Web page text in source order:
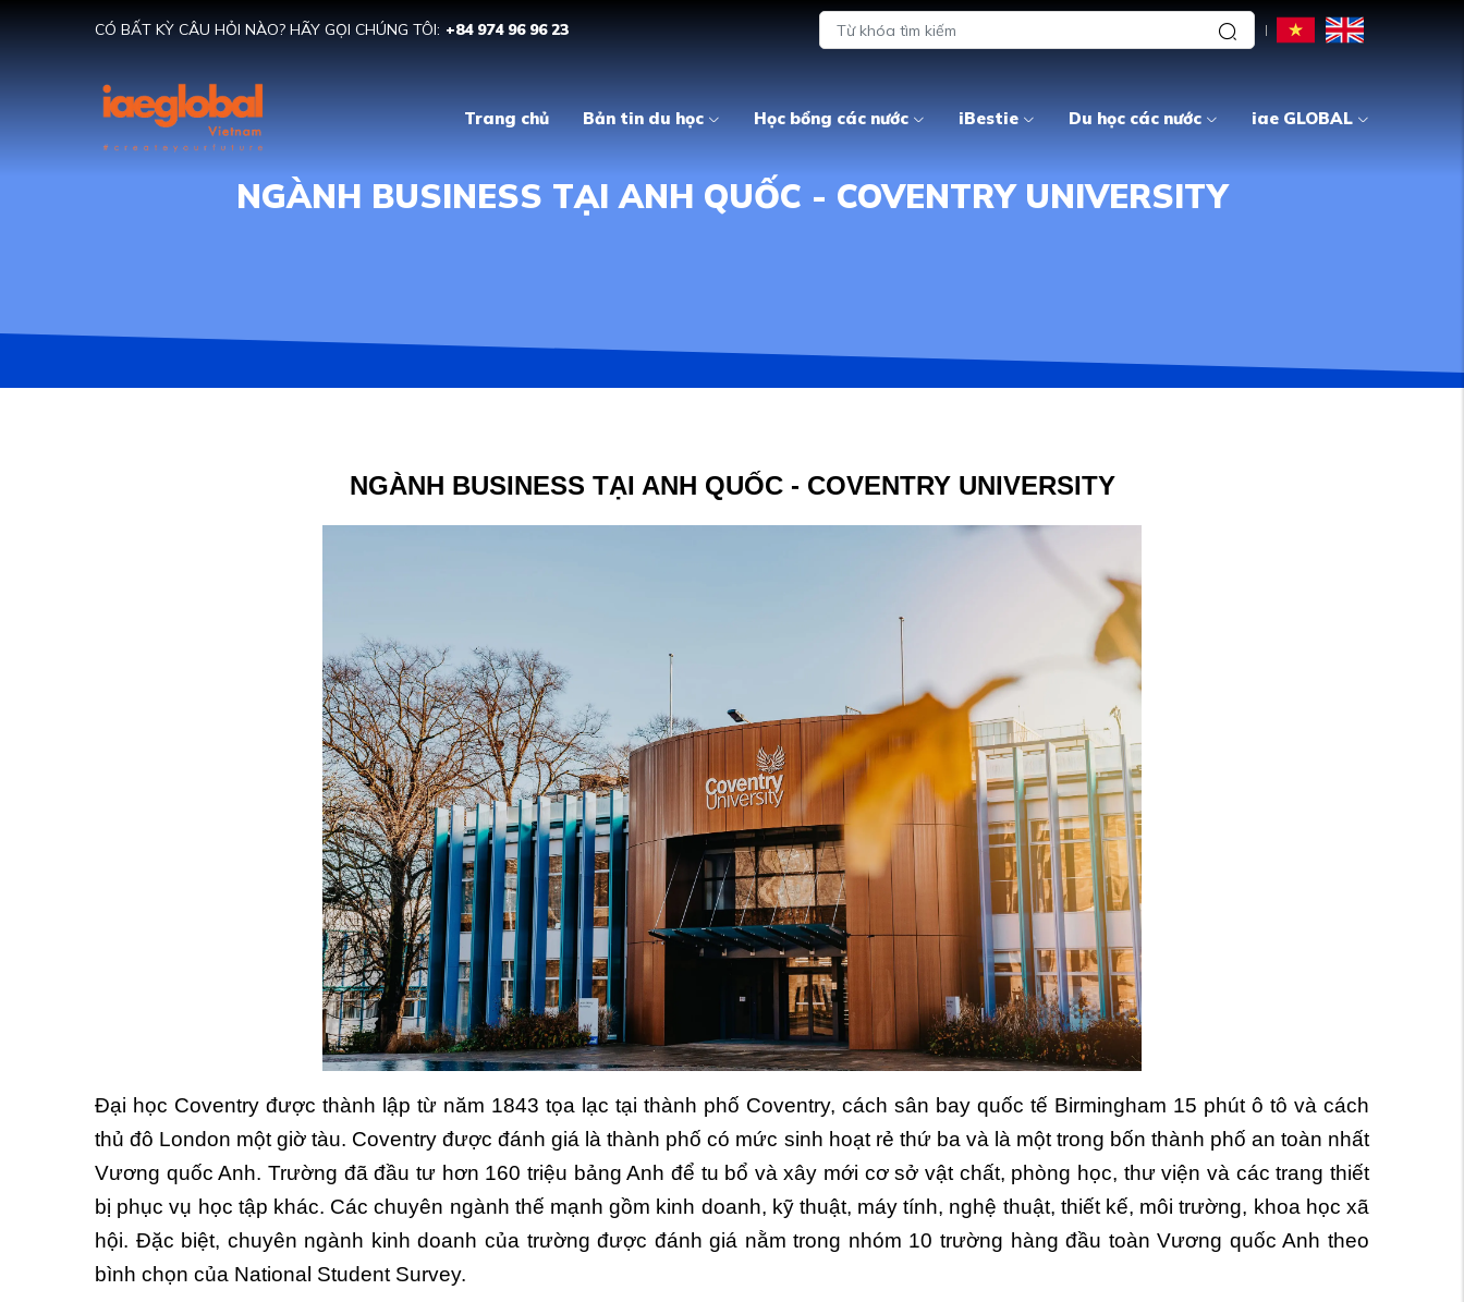
CÓ BẤT KỲ CÂU HỎI NÀO? HÃY GỌI CHÚNG TÔI: +84 974 96 96 23
Trang chủ Bản tin du học Học bổng các nước iBestie Du học các nước iae GLOBAL
NGÀNH BUSINESS TẠI ANH QUỐC - COVENTRY UNIVERSITY
NGÀNH BUSINESS TẠI ANH QUỐC - COVENTRY UNIVERSITY
Đại học Coventry được thành lập từ năm 1843 tọa lạc tại thành phố Coventry, cách sân bay quốc tế Birmingham 15 phút ô tô và cách
thủ đô London một giờ tàu. Coventry được đánh giá là thành phố có mức sinh hoạt rẻ thứ ba và là một trong bốn thành phố an toàn nhất
Vương quốc Anh. Trường đã đầu tư hơn 160 triệu bảng Anh để tu bổ và xây mới cơ sở vật chất, phòng học, thư viện và các trang thiết
bị phục vụ học tập khác. Các chuyên ngành thế mạnh gồm kinh doanh, kỹ thuật, máy tính, nghệ thuật, thiết kế, môi trường, khoa học xã
hội. Đặc biệt, chuyên ngành kinh doanh của trường được đánh giá nằm trong nhóm 10 trường hàng đầu toàn Vương quốc Anh theo
bình chọn của National Student Survey.